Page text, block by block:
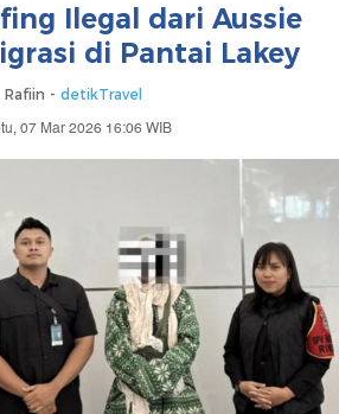
Ilegal dari Aussie
di Pantai Lakey
Rafiin - detikTravel
07 Mar 2026 16:06 WIB